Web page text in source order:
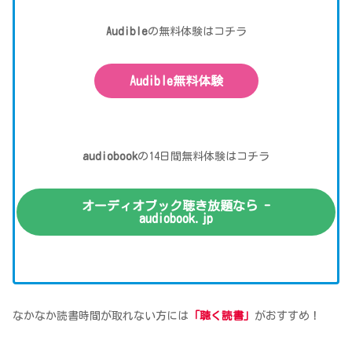
Audibleの無料体験はコチラ
Audible無料体験
audiobookの14日間無料体験はコチラ
オーディオブック聴き放題なら -
audiobook.jp
なかなか読書時間が取れない方には 「聴く読書」 がおすすめ！